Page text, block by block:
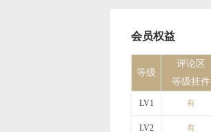
会员权益
等级
评论区
等级挂件
LV1 有
LV2 有